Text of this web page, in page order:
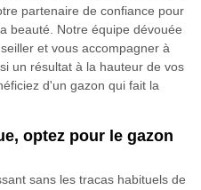
partenaire de confiance pour
beauté. Notre équipe dévouée
et vous accompagner à
un résultat à la hauteur de vos
d'un gazon qui fait la
optez pour le gazon
sans les tracas habituels de